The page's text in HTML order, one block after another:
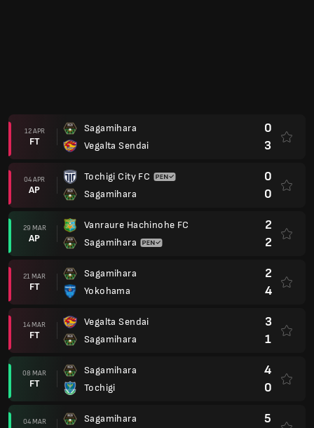
14 MAR
FT
Vegalta Sendai
Sagamihara
3
1
08 MAR
FT
Sagamihara
Tochigi
4
0
04 MAR
FT
Sagamihara
Thespa Gunma
5
0
01 MAR
FT
Sagamihara
Montedio Yamagata
2
1
21 FEB
FT
Sagamihara
Blaublitz Akita
1
2
14 FEB
FT
Shonan Bellmare
Sagamihara
4
0